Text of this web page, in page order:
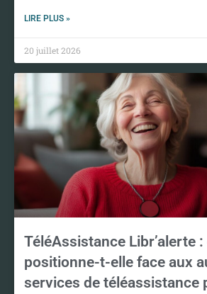
LIRE PLUS »
20 juillet 2026
TéléAssistance Libr’alerte
positionne-t-elle face aux
services de téléassistance